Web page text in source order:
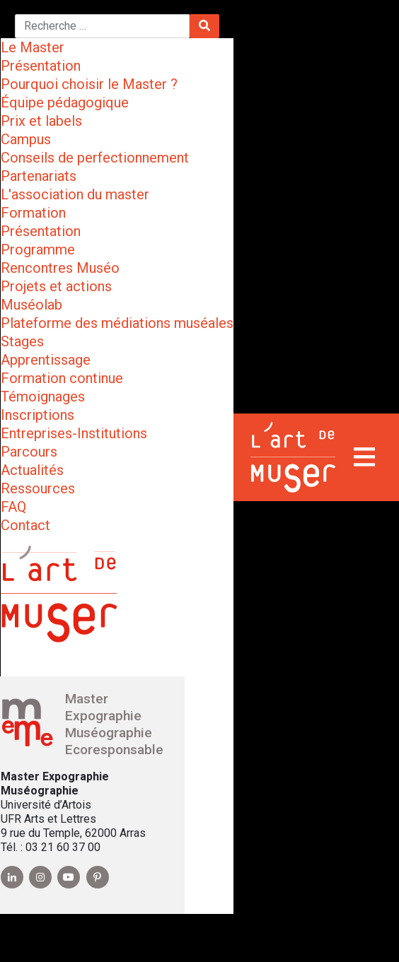
Le Master
Présentation
Pourquoi choisir le Master ?
Équipe pédagogique
Prix et labels
Campus
Conseils de perfectionnement
Partenariats
L'association du master
Formation
Présentation
Programme
Rencontres Muséo
Projets et actions
Muséolab
Plateforme des médiations muséales
Stages
Apprentissage
Formation continue
Témoignages
Inscriptions
Entreprises-Institutions
Parcours
Actualités
Ressources
FAQ
Contact
Master
Expographie
Muséographie
Ecoresponsable
Master Expographie
Muséographie
Université d’Artois
UFR Arts et Lettres
9 rue du Temple, 62000 Arras
Tél. : 03 21 60 37 00